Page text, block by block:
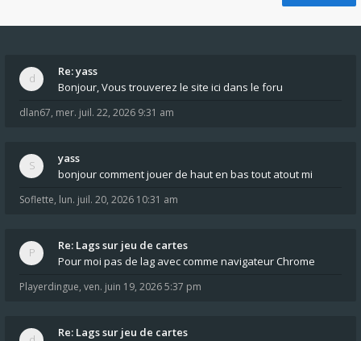
Re: yass
Bonjour, Vous trouverez le site ici dans le foru
dlan67, mer. juil. 22, 2026 9:31 am
yass
bonjour comment jouer de haut en bas tout atout mi
Soflette, lun. juil. 20, 2026 10:31 am
Re: Lags sur jeu de cartes
Pour moi pas de lag avec comme navigateur Chrome
Playerdingue, ven. juin 19, 2026 5:37 pm
Re: Lags sur jeu de cartes